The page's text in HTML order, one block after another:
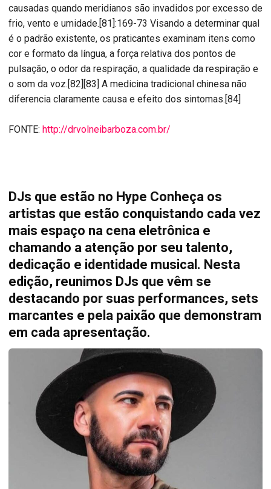
causadas quando meridianos são invadidos por excesso de
frio, vento e umidade.[81]:169-73 Visando a determinar qual
é o padrão existente, os praticantes examinam itens como
cor e formato da língua, a força relativa dos pontos de
pulsação, o odor da respiração, a qualidade da respiração e
o som da voz.[82][83] A medicina tradicional chinesa não
diferencia claramente causa e efeito dos sintomas.[84]
FONTE: http://drvolneibarboza.com.br/
DJs que estão no Hype Conheça os
artistas que estão conquistando cada vez
mais espaço na cena eletrônica e
chamando a atenção por seu talento,
dedicação e identidade musical. Nesta
edição, reunimos DJs que vêm se
destacando por suas performances, sets
marcantes e pela paixão que demonstram
em cada apresentação.